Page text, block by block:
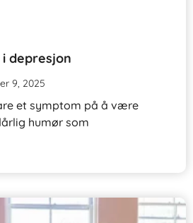
depresjon
9, 2025
et symptom på å være
humør som